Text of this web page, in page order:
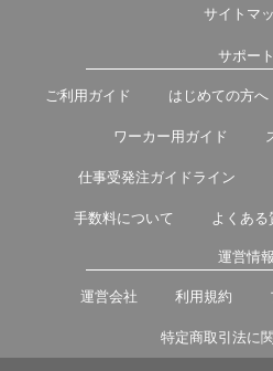
サイトマ
サポート
ご利用ガイド はじめての方へ
ワーカー用ガイド
仕事受発注ガイドライン
手数料について よくある
運営情報
運営会社 利用規約
特定商取引法に